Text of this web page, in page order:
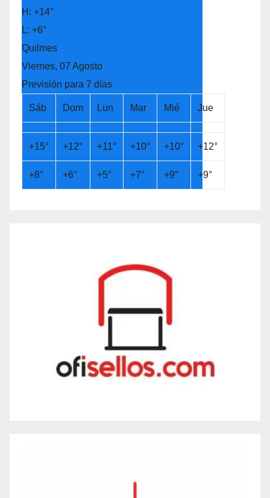
H: +14°
L: +6°
Quilmes
Viernes, 07 Agosto
Previsión para 7 días
Sáb Dom Lun Mar Mié Jue
+15° +12° +11° +10° +10° +12°
+8° +6° +5° +7° +9° +9°